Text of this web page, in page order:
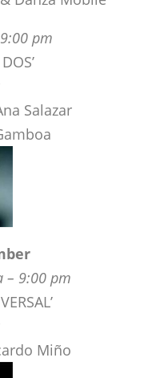
Salazar
– 9:00 pm
Miño